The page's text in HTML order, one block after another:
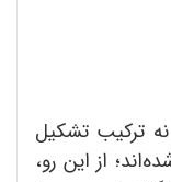
ترکیب تشکیل
از این رو،